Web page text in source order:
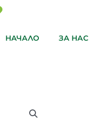
НАЧАЛО
ЗА НАС